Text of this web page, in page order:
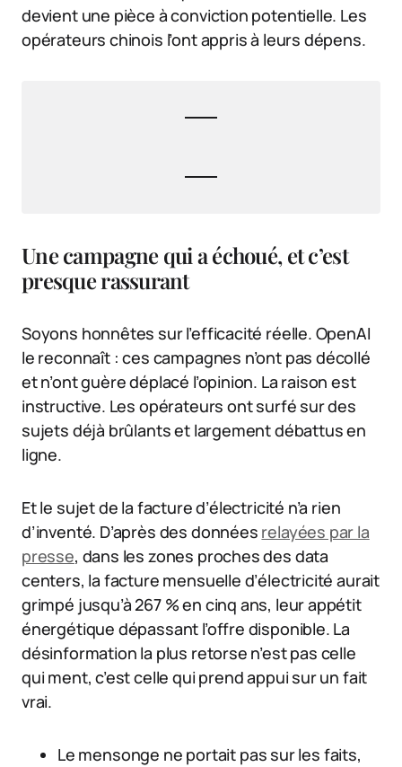
devient une pièce à conviction potentielle. Les
opérateurs chinois l’ont appris à leurs dépens.
Une campagne qui a échoué, et c’est
presque rassurant
Soyons honnêtes sur l’efficacité réelle. OpenAI
le reconnaît : ces campagnes n’ont pas décollé
et n’ont guère déplacé l’opinion. La raison est
instructive. Les opérateurs ont surfé sur des
sujets déjà brûlants et largement débattus en
ligne.
Et le sujet de la facture d’électricité n’a rien
d’inventé. D’après des données relayées par la
presse, dans les zones proches des data
centers, la facture mensuelle d’électricité aurait
grimpé jusqu’à 267 % en cinq ans, leur appétit
énergétique dépassant l’offre disponible. La
désinformation la plus retorse n’est pas celle
qui ment, c’est celle qui prend appui sur un fait
vrai.
Le mensonge ne portait pas sur les faits,